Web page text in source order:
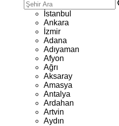
İstanbul
Ankara
İzmir
Adana
Adıyaman
Afyon
Ağrı
Aksaray
Amasya
Antalya
Ardahan
Artvin
Aydın